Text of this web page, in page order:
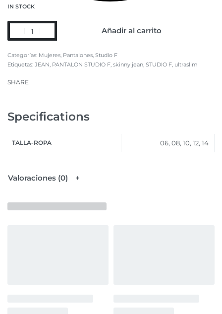
IN STOCK
Añadir al carrito
Categorías: Mujeres, Pantalones, Studio F
Etiquetas: JEAN, PANTALON STUDIO F, skinny jean, STUDIO F, ultraslim
SHARE
Specifications
TALLA-ROPA 06, 08, 10, 12, 14
Valoraciones (0)